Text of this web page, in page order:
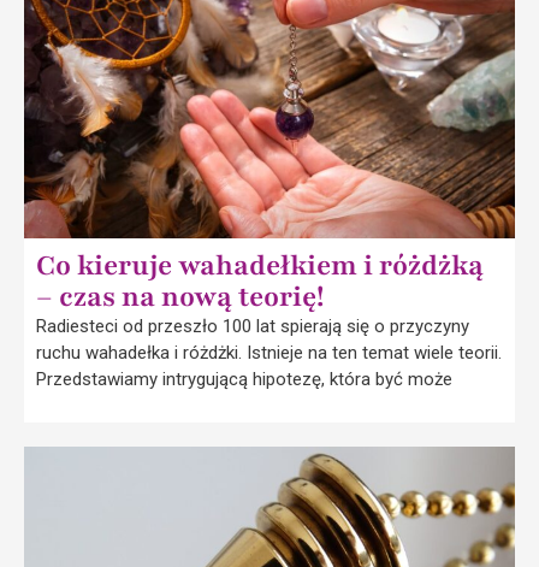
Co kieruje wahadełkiem i różdżką
– czas na nową teorię!
Radiesteci od przeszło 100 lat spierają się o przyczyny
ruchu wahadełka i różdżki. Istnieje na ten temat wiele teorii.
Przedstawiamy intrygującą hipotezę, która być może